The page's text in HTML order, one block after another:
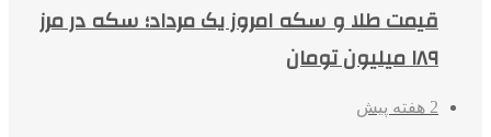
قیمت طلا و سکه امروز یک مرداد؛ سکه در مرز
۱۸۹ میلیون تومان
2 هفته پیش